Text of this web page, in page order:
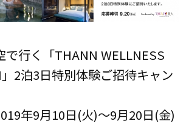
で行く「THANN WELLNESS
2泊3日特別体験ご招待キャン
年9月10日(火)～9月20日(金)